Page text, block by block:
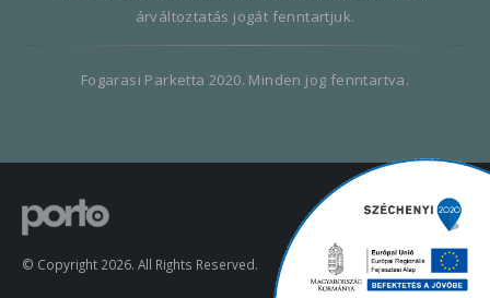
árváltoztatás jogát fenntartjuk.
Fogarasi Parketta 2020. Minden jog fenntartva.
© Copyright 2026. All Rights Reserved.